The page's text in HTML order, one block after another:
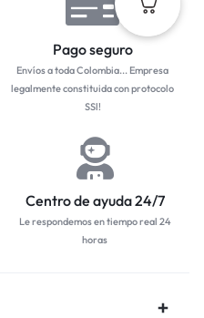
Pago seguro
Envíos a toda Colombia... Empresa
legalmente constituida con protocolo
SSl!
Centro de ayuda 24/7
Le respondemos en tiempo real 24
horas